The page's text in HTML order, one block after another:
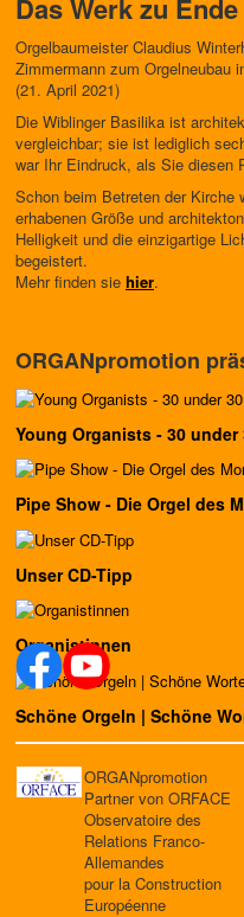
Das Werk zu
Orgelbaumeister Claudius
Zimmermann zum Orgelneubau
(21. April 2021)
Die Wiblinger Basilika ist
vergleichbar; sie ist lediglich
war Ihr Eindruck, als Sie diesen
Schon beim Betreten der Kirche
erhabenen Größe und
Helligkeit und die einzigartige
begeistert.
Mehr finden sie hier.
ORGANpromotion
Young Organists - 30 under
Pipe Show - Die Orgel des
Unser CD-Tipp
Organistinnen
Schöne Orgeln | Schöne
ORGANpromotion
Partner von ORFACE
Observatoire des
Relations Franco-
Allemandes
pour la Construction
Européenne